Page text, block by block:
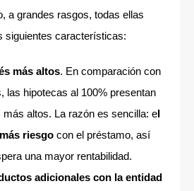
a grandes rasgos, todas ellas
siguientes características:
más altos. En comparación con
las hipotecas al 100% presentan
más altos. La razón es sencilla: el
riesgo con el préstamo, así
una mayor rentabilidad.
adicionales con la entidad